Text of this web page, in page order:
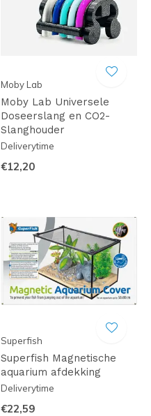
Moby Lab
Moby Lab Universele
Doseerslang en CO2-
Slanghouder
Deliverytime
€12,20
Superfish
Superfish Magnetische
aquarium afdekking
Deliverytime
€22,59